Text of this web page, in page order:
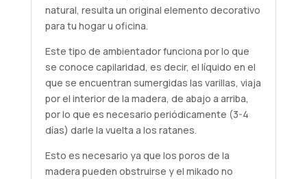
natural, resulta un original elemento decorativo
para tu hogar u oficina.
Este tipo de ambientador funciona por lo que
se conoce capilaridad, es decir, el líquido en el
que se encuentran sumergidas las varillas, viaja
por el interior de la madera, de abajo a arriba,
por lo que es necesario periódicamente (3-4
días) darle la vuelta a los ratanes.
Esto es necesario ya que los poros de la
madera pueden obstruirse y el mikado no